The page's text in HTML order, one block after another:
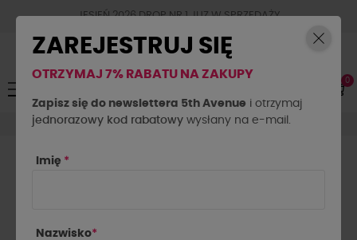
JESIEŃ 2026 DROP NR.1 JUZ W SPRZEDAŻY
Toggle
navigation
☰ 0
Koszule
połączenie klasyki i najnowszych trendów – od
ZAREJESTRUJ SIĘ
OTRZYMAJ 7% RABATU NA ZAKUPY
Zapisz się do newslettera 5th Avenue i otrzymaj
jednorazowy kod rabatowy wysłany na e-mail.
Imię *
Nazwisko*